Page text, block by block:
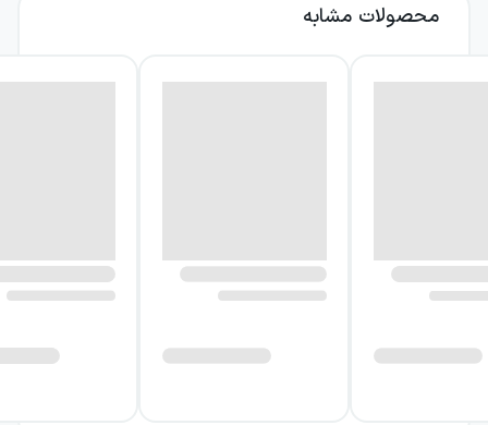
محصولات مشابه